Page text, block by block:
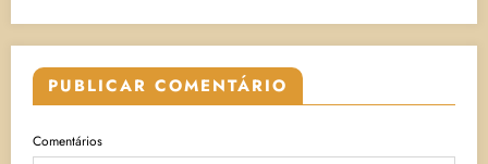
PUBLICAR COMENTÁRIO
Comentários